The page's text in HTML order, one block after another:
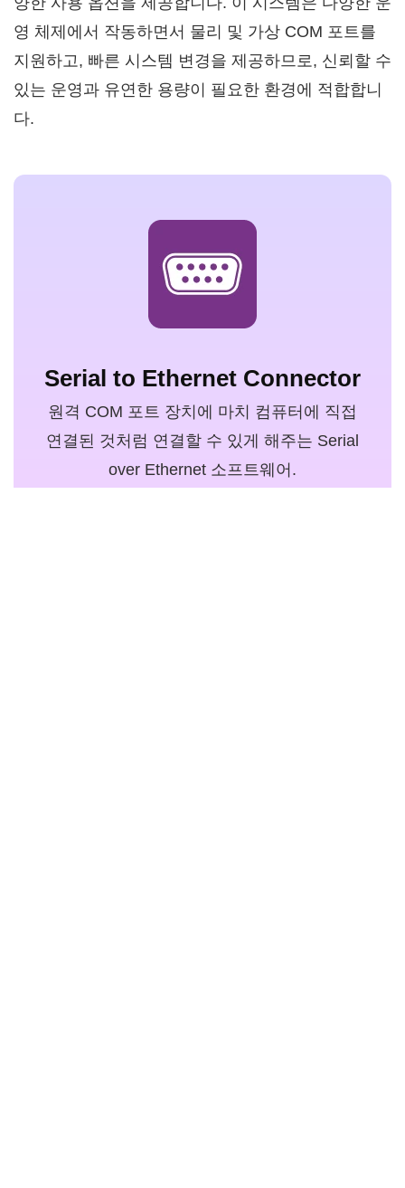
영 체제에서 작동하면서 물리 및 가상 COM 포트를
지원하고, 빠른 시스템 변경을 제공하므로, 신뢰할 수
있는 운영과 유연한 용량이 필요한 환경에 적합합니
다.
Serial to Ethernet Connector
원격 COM 포트 장치에 마치 컴퓨터에 직접
연결된 것처럼 연결할 수 있게 해주는 Serial
over Ethernet 소프트웨어.